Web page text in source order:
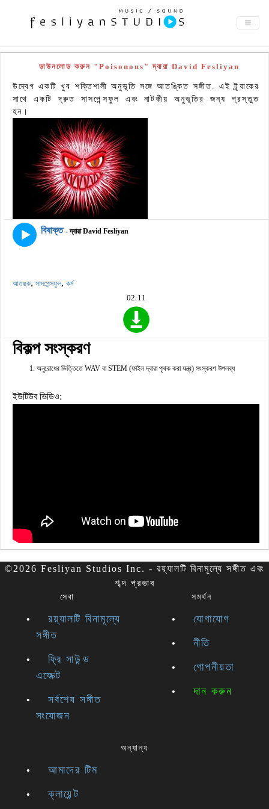
ডাউনলোড করুন "Poisonous" দ্বারা David Fesliyan
উদ্বেগ একটি খুব শক্তিশালী অনুভূতি সঙ্গে আতঙ্কিত সঙ্গীত. এই ট্র্যাকের
সাথে একটি দ্রুত সাসপেন্সফুল এবং নাটকীয় অনুভূতির জন্য প্রস্তুত
হন।
বিষাক্ত - দ্বারা David Fesliyan
আতঙ্ক, সাসপেন্সফুল, কর্ম
02:11
বিকল্প সংস্করণ
অনুরোধের ভিত্তিতে WAV বা STEM (ফাইল দ্বারা পৃথক করা যন্ত্র) সংস্করণ উপলব্ধ
ইউটিউব ভিডিও:
©2026 Fesliyan Studios Inc. - রয়্যালটি বিনামূল্যে সঙ্গীত এবং
শব্দ প্রভাব
সেবা
রয়্যালটি বিনামূল্যে
সঙ্গীত
ফ্রি সাউন্ড
এফেক্ট
সর্বশেষ সঙ্গীত
সংযোজন
সমর্থন
যোগাযোগ
নীতি
গোপনীয়তা
দান করুন
অন্যান্য
আমাদের টিম
ক্লায়েন্ট